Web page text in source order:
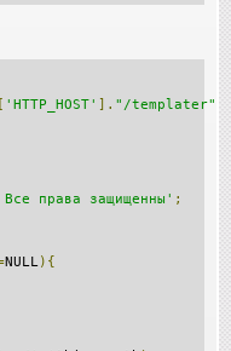
[ 'HTTP_HOST' ]. "/templater"
права защищенны' ;
NULL){